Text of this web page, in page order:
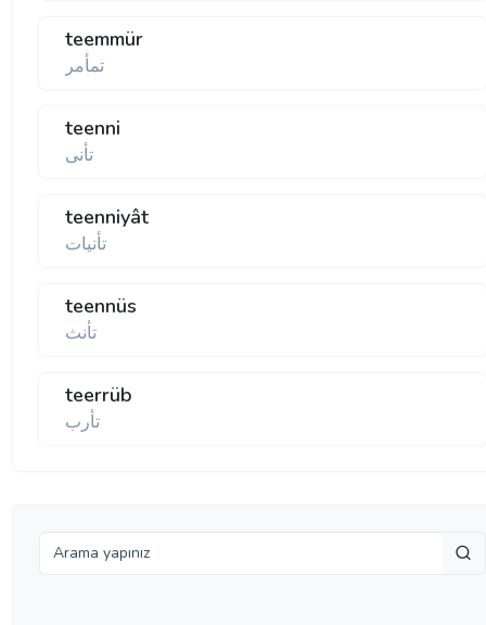
teemmür
تمأمر
teenni
تأنی
teenniyât
تأنيات
teennüs
تأنث
teerrüb
تأرب